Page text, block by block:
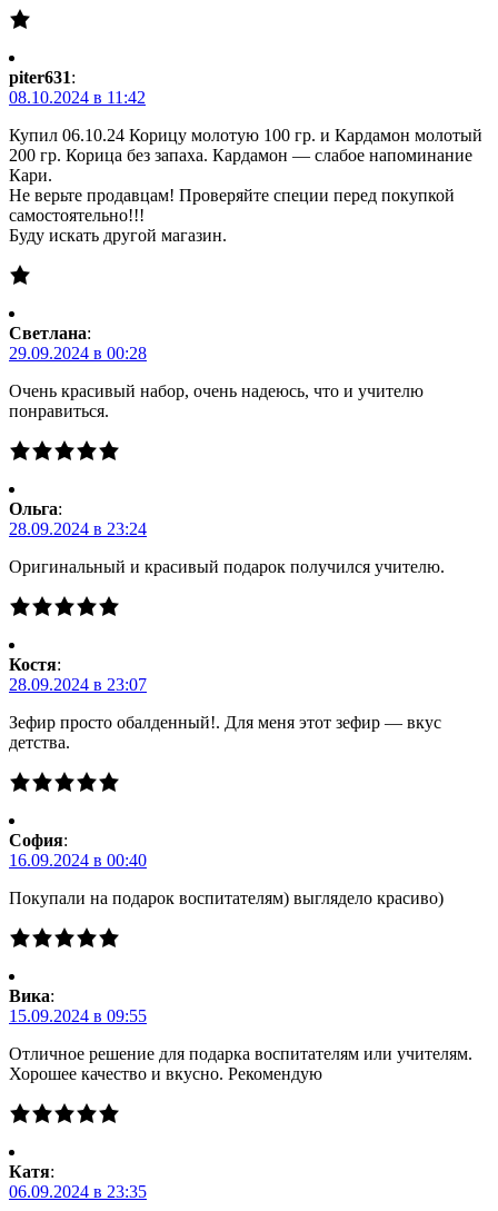
piter631:
08.10.2024 в 11:42
Купил 06.10.24 Корицу молотую 100 гр. и Кардамон молотый
200 гр. Корица без запаха. Кардамон — слабое напоминание
Кари.
Не верьте продавцам! Проверяйте специи перед покупкой
самостоятельно!!!
Буду искать другой магазин.
Светлана:
29.09.2024 в 00:28
Очень красивый набор, очень надеюсь, что и учителю
понравиться.
Ольга:
28.09.2024 в 23:24
Оригинальный и красивый подарок получился учителю.
Костя:
28.09.2024 в 23:07
Зефир просто обалденный!. Для меня этот зефир — вкус
детства.
Cофия:
16.09.2024 в 00:40
Покупали на подарок воспитателям) выглядело красиво)
Вика:
15.09.2024 в 09:55
Отличное решение для подарка воспитателям или учителям.
Хорошее качество и вкусно. Рекомендую
Катя:
06.09.2024 в 23:35